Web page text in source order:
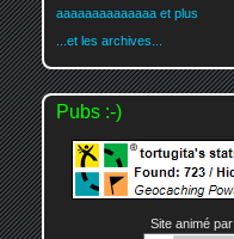
aaaaaaaaaaaaaa et plus
...et les archives...
Pubs :-)
Site animé par